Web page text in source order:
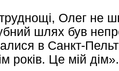
Олег не
шлях був
в Санкт-
років. Це мій дім».